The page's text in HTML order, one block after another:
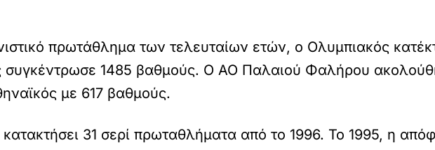
πρωτάθλημα των τελευταίων ετών, ο Ολυμπιακός
1485 βαθμούς. Ο ΑΟ Παλαιού Φαλήρου
με 617 βαθμούς.
31 σερί πρωταθλήματα από το 1996. Το 1995, η